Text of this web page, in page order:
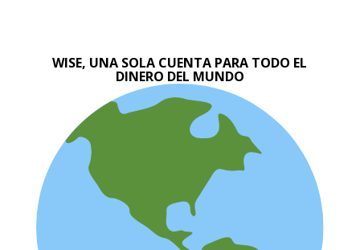
WISE, UNA SOLA CUENTA PARA TODO EL
DINERO DEL MUNDO